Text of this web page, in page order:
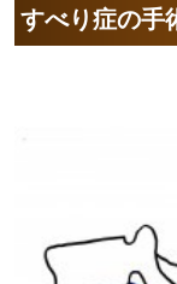
すべり症の手